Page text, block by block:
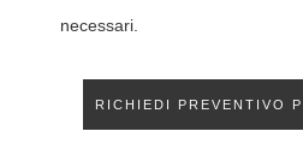
necessari.
RICHIEDI PREVENTIVO